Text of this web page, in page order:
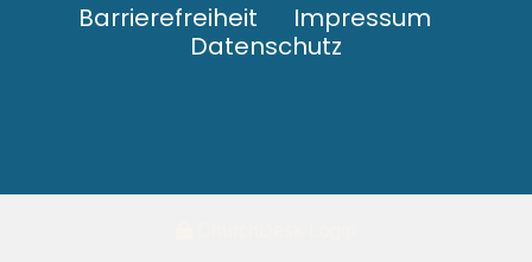
Barrierefreiheit
Impressum
Datenschutz